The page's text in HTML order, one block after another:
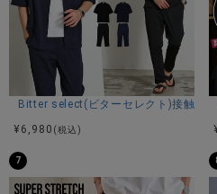
Bitter select(ビターセレクト)接触冷
¥ 6,980 (税込)
7